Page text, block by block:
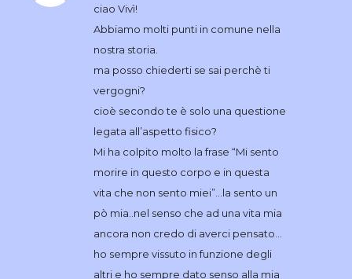
ciao Vivì!
Abbiamo molti punti in comune nella
nostra storia.
ma posso chiederti se sai perchè ti
vergogni?
cioè secondo te è solo una questione
legata all’aspetto fisico?
Mi ha colpito molto la frase “Mi sento
morire in questo corpo e in questa
vita che non sento miei”…la sento un
pò mia..nel senso che ad una vita mia
ancora non credo di averci pensato…
ho sempre vissuto in funzione degli
altri e ho sempre dato senso alla mia